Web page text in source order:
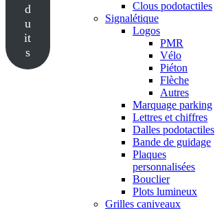
d
u
it
s
Clous podotactiles
Signalétique
Logos
PMR
Vélo
Piéton
Flèche
Autres
Marquage parking
Lettres et chiffres
Dalles podotactiles
Bande de guidage
Plaques
personnalisées
Bouclier
Plots lumineux
Grilles caniveaux